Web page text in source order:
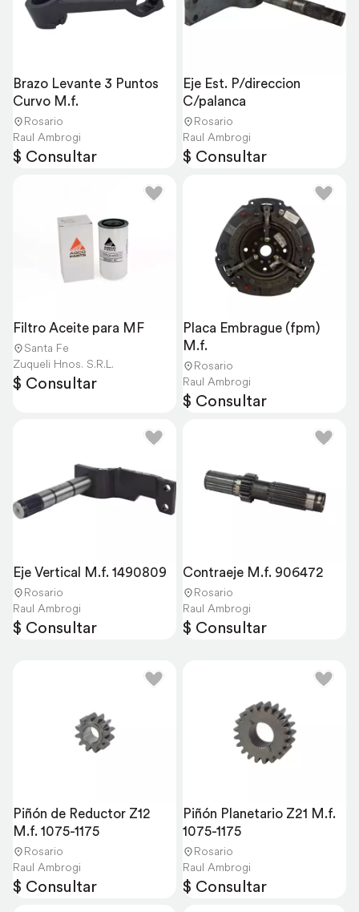
Brazo Levante 3 Puntos
Curvo M.f.
Rosario
Raul Ambrogi
$ Consultar
Eje Est. P/direccion
C/palanca
Rosario
Raul Ambrogi
$ Consultar
Filtro Aceite para MF
Santa Fe
Zuqueli Hnos. S.R.L.
$ Consultar
Placa Embrague (fpm)
M.f.
Rosario
Raul Ambrogi
$ Consultar
Eje Vertical M.f. 1490809
Rosario
Raul Ambrogi
$ Consultar
Contraeje M.f. 906472
Rosario
Raul Ambrogi
$ Consultar
Piñón de Reductor Z12
M.f. 1075-1175
Rosario
Raul Ambrogi
$ Consultar
Piñón Planetario Z21 M.f.
1075-1175
Rosario
Raul Ambrogi
$ Consultar